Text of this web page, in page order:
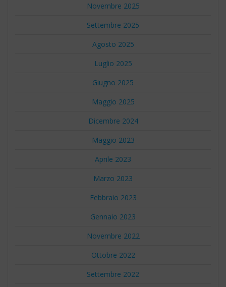
Novembre 2025
Settembre 2025
Agosto 2025
Luglio 2025
Giugno 2025
Maggio 2025
Dicembre 2024
Maggio 2023
Aprile 2023
Marzo 2023
Febbraio 2023
Gennaio 2023
Novembre 2022
Ottobre 2022
Settembre 2022